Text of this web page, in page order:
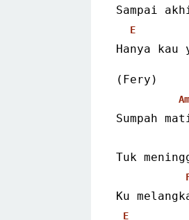
Sampai
E
Hanya kau
(Fery)
Am
Sumpah
Tuk
Ku
E